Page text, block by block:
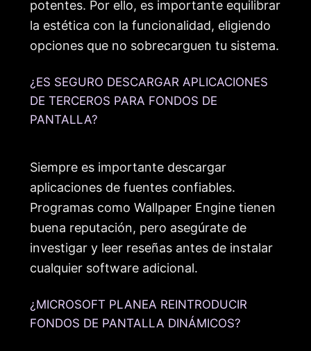
potentes. Por ello, es importante equilibrar
la estética con la funcionalidad, eligiendo
opciones que no sobrecarguen tu sistema.
¿ES SEGURO DESCARGAR APLICACIONES
DE TERCEROS PARA FONDOS DE
PANTALLA?
Siempre es importante descargar
aplicaciones de fuentes confiables.
Programas como Wallpaper Engine tienen
buena reputación, pero asegúrate de
investigar y leer reseñas antes de instalar
cualquier software adicional.
¿MICROSOFT PLANEA REINTRODUCIR
FONDOS DE PANTALLA DINÁMICOS?